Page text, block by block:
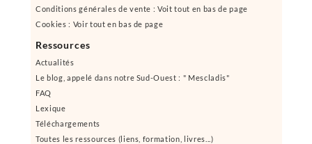
Conditions générales de vente : Voit tout en bas de page
Cookies : Voir tout en bas de page
Ressources
Actualités
Le blog, appelé dans notre Sud-Ouest : " Mescladis"
FAQ
Lexique
Téléchargements
Toutes les ressources (liens, formation, livres...)